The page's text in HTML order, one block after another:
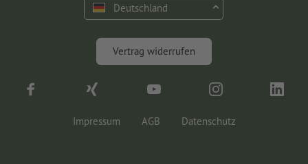
Deutschland
Vertrag widerrufen
Impressum AGB Datenschutz